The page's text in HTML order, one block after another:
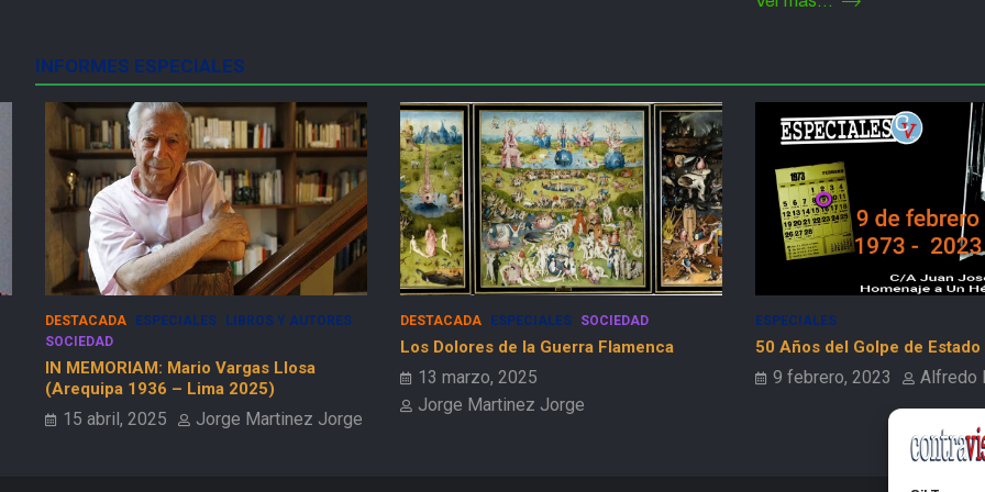
INFORMES ESPECIALES
DESTACADA ESPECIALES
LIBROS Y AUTORES
SOCIEDAD
IN MEMORIAM: Mario Vargas Llosa
(Arequipa 1936 – Lima 2025)
15 abril, 2025 Jorge Martinez Jorge
DESTACADA ESPECIALES SOCIEDAD
Los Dolores de la Guerra Flamenca
13 marzo, 2025
Jorge Martinez Jorge
ESPECIALES
50 Años del Golpe de Estado
9 febrero, 2023 Alfredo